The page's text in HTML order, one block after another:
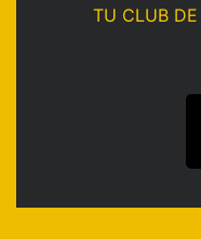
TU CLUB